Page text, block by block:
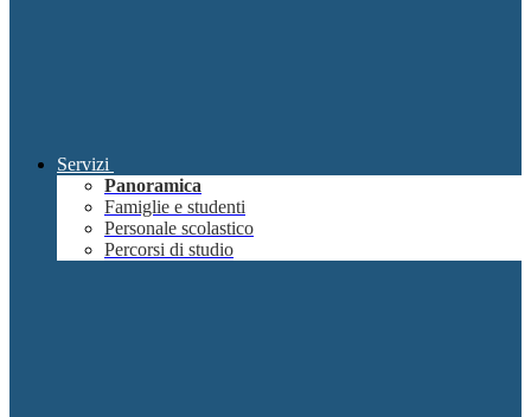
Servizi
Panoramica
Famiglie e studenti
Personale scolastico
Percorsi di studio